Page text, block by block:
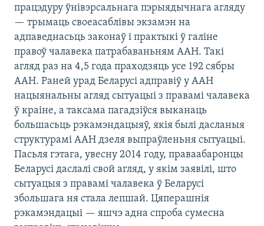
працэдуру ўнівэрсальнага пэрыядычнага агляду
— трымаць своеасаблівы экзамэн на
адпаведнасьць законаў і практыкі ў галіне
правоў чалавека патрабаваньням ААН. Такі
агляд раз на 4,5 года праходзяць усе 192 сябры
ААН. Раней урад Беларусі адправіў у ААН
нацыянальны агляд сытуацыі з правамі чалавека
ў краіне, а таксама пагадзіўся выканаць
большасьць рэкамэндацыяў, якія былі дасланыя
структурамі ААН дзеля выпраўленьня сытуацыі.
Пасьля гэтага, увесну 2014 году, праваабаронцы
Беларусі даслалі свой агляд, у якім заявілі, што
сытуацыя з правамі чалавека ў Беларусі
збольшага ня стала лепшай. Цяперашнія
рэкамэндацыі — яшчэ адна спроба сумесна